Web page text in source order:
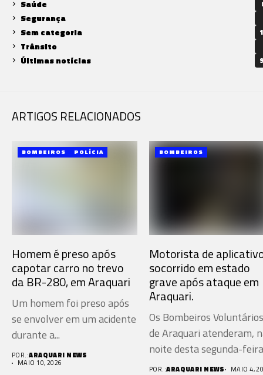
Saúde
Segurança
Sem categoria
Trânsito
Últimas notícias
ARTIGOS RELACIONADOS
BOMBEIROS POLÍCIA
Homem é preso após
capotar carro no trevo
da BR-280, em Araquari
Um homem foi preso após
se envolver em um acidente
durante a...
POR.:ARAQUARI NEWS
MAIO 10, 2026
BOMBEIROS
Motorista de
socorrido em estado
grave após ataque em
Araquari.
Os Bombeiros Voluntários
de Araquari atenderam,
noite desta segunda-feira
(4), uma...
POR.:ARAQUARI NEWS MAIO 4,